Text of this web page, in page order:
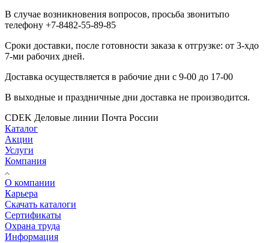
В случае возникновения вопросов, просьба звонитьпо
телефону +7-8482-55-89-85
Сроки доставки, после готовности заказа к отгрузке: от 3-хдо
7-ми рабочих дней.
Доставка осуществляется в рабочие дни с 9-00 до 17-00
В выходные и праздничные дни доставка не производится.
CDEK Деловые линии Почта России
Каталог
Акции
Услуги
Компания
О компании
Карьера
Cкачать каталоги
Сертификаты
Охрана труда
Информация